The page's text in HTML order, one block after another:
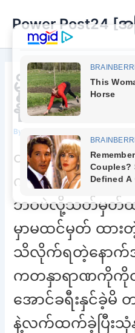
content
Power Post24 [အ
မိုးလင်းတဲ့အ
နိုင်ဘူးရှင်
By
တကယ်ကို လှတဲ့ နတ်
ကျွန်တော်ရရှိခဲ့တ
ဘဝပဲလို့သတ်မှတ်ထ
မှာမထင်မှတ် ထား
သိလိုက်ရတဲ့နောက်
ကတနှာရာဏကိုကို
အောင်ခရီးနှင်ခဲ့
နဲ့လက်ထက်ခဲ့ပြီးသုံနှ